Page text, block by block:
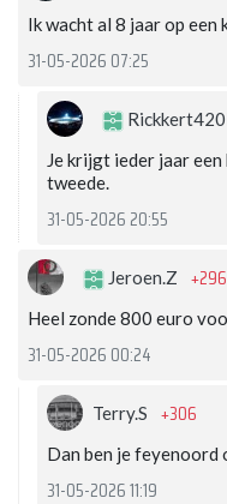
Ik wacht al 8 jaar op een
31-05-2026 07:25
Je krijgt ieder jaar
tweede.
31-05-2026 20:55
Jeroen.Z
Heel zonde 800 euro
31-05-2026 00:24
Terry.S +306
Dan ben je feyenoord
31-05-2026 11:19